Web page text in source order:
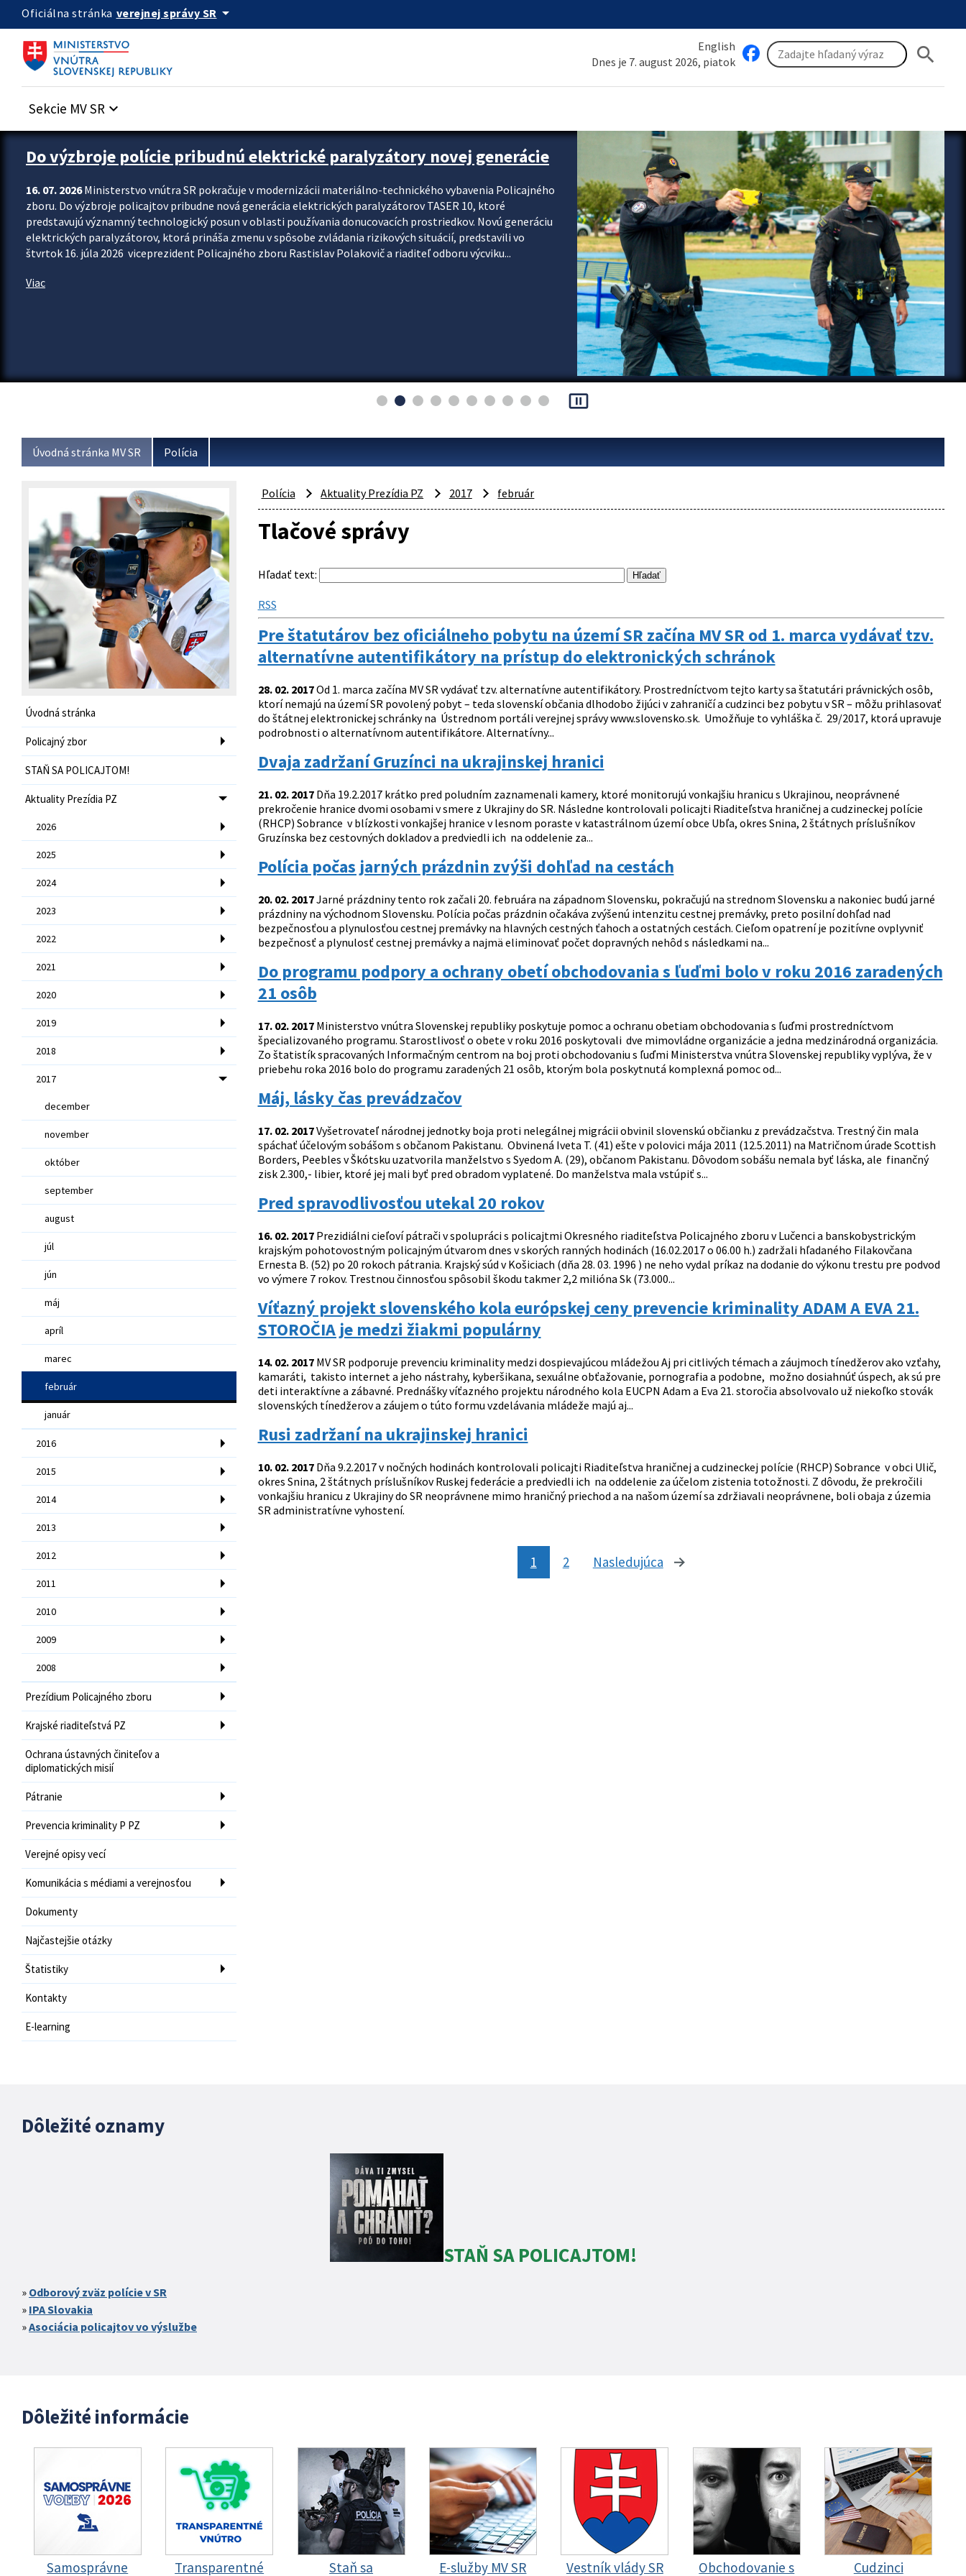
Preskocit na hlavný obsah
Oficiálna stránka verejnej správy SR arrow_drop_down
English
Dnes je 7. august 2026, piatok
search
Sekcie MV SR keyboard_arrow_down
Zastavit automatický posun upútavok
Do výzbroje polície pribudnú elektrické paralyzátory novej generácie
16. 07. 2026Ministerstvo vnútra SR pokračuje v modernizácii materiálno-technického vybavenia Policajného
zboru. Do výzbroje policajtov pribudne nová generácia elektrických paralyzátorov TASER 10, ktoré
predstavujú významný technologický posun v oblasti používania donucovacích prostriedkov. Novú generáciu
elektrických paralyzátorov, ktorá prináša zmenu v spôsobe zvládania rizikových situácií, predstavili vo
štvrtok 16. júla 2026 viceprezident Policajného zboru Rastislav Polakovič a riaditeľ odboru výcviku...
Viac
pause_presentation
Úvodná stránka MV SR Polícia
Úvodná stránka
Policajný zbor
STAŇ SA POLICAJTOM!
Aktuality Prezídia PZ
2026
2025
2024
2023
2022
2021
2020
2019
2018
2017
december
november
október
september
august
júl
jún
máj
apríl
marec
február
január
2016
2015
2014
2013
2012
2011
2010
2009
2008
Prezídium Policajného zboru
Krajské riaditeľstvá PZ
Ochrana ústavných činiteľov a
diplomatických misií
Pátranie
Prevencia kriminality P PZ
Verejné opisy vecí
Komunikácia s médiami a verejnosťou
Dokumenty
Najčastejšie otázky
Štatistiky
Kontakty
E-learning
Polícia Aktuality Prezídia PZ 2017 február
Tlačové správy
Hľadať text:
RSS
Pre štatutárov bez oficiálneho pobytu na území SR začína MV SR od 1. marca vydávať tzv.
alternatívne autentifikátory na prístup do elektronických schránok
28. 02. 2017Od 1. marca začína MV SR vydávať tzv. alternatívne autentifikátory. Prostredníctvom tejto karty sa štatutári právnických osôb,
ktorí nemajú na území SR povolený pobyt – teda slovenskí občania dlhodobo žijúci v zahraničí a cudzinci bez pobytu v SR – môžu prihlasovať
do štátnej elektronickej schránky na Ústrednom portáli verejnej správy www.slovensko.sk. Umožňuje to vyhláška č. 29/2017, ktorá upravuje
podrobnosti o alternatívnom autentifikátore. Alternatívny...
Dvaja zadržaní Gruzínci na ukrajinskej hranici
21. 02. 2017Dňa 19.2.2017 krátko pred poludním zaznamenali kamery, ktoré monitorujú vonkajšiu hranicu s Ukrajinou, neoprávnené
prekročenie hranice dvomi osobami v smere z Ukrajiny do SR. Následne kontrolovali policajti Riaditeľstva hraničnej a cudzineckej polície
(RHCP) Sobrance v blízkosti vonkajšej hranice v lesnom poraste v katastrálnom území obce Ubľa, okres Snina, 2 štátnych príslušníkov
Gruzínska bez cestovných dokladov a predviedli ich na oddelenie za...
Polícia počas jarných prázdnin zvýši dohľad na cestách
20. 02. 2017Jarné prázdniny tento rok začali 20. februára na západnom Slovensku, pokračujú na strednom Slovensku a nakoniec budú jarné
prázdniny na východnom Slovensku. Polícia počas prázdnin očakáva zvýšenú intenzitu cestnej premávky, preto posilní dohľad nad
bezpečnosťou a plynulosťou cestnej premávky na hlavných cestných ťahoch a ostatných cestách. Cieľom opatrení je pozitívne ovplyvniť
bezpečnosť a plynulosť cestnej premávky a najmä eliminovať počet dopravných nehôd s následkami na...
Do programu podpory a ochrany obetí obchodovania s ľuďmi bolo v roku 2016 zaradených
21 osôb
17. 02. 2017Ministerstvo vnútra Slovenskej republiky poskytuje pomoc a ochranu obetiam obchodovania s ľuďmi prostredníctvom
špecializovaného programu. Starostlivosť o obete v roku 2016 poskytovali dve mimovládne organizácie a jedna medzinárodná organizácia.
Zo štatistík spracovaných Informačným centrom na boj proti obchodovaniu s ľuďmi Ministerstva vnútra Slovenskej republiky vyplýva, že v
priebehu roka 2016 bolo do programu zaradených 21 osôb, ktorým bola poskytnutá komplexná pomoc od...
Máj, lásky čas prevádzačov
17. 02. 2017Vyšetrovateľ národnej jednotky boja proti nelegálnej migrácii obvinil slovenskú občianku z prevádzačstva. Trestný čin mala
spáchať účelovým sobášom s občanom Pakistanu. Obvinená Iveta T. (41) ešte v polovici mája 2011 (12.5.2011) na Matričnom úrade Scottish
Borders, Peebles v Škótsku uzatvorila manželstvo s Syedom A. (29), občanom Pakistanu. Dôvodom sobášu nemala byť láska, ale finančný
zisk 2.300,- libier, ktoré jej mali byť pred obradom vyplatené. Do manželstva mala vstúpiť s...
Pred spravodlivosťou utekal 20 rokov
16. 02. 2017Prezidiálni cieľoví pátrači v spolupráci s policajtmi Okresného riaditeľstva Policajného zboru v Lučenci a banskobystrickým
krajským pohotovostným policajným útvarom dnes v skorých ranných hodinách (16.02.2017 o 06.00 h.) zadržali hľadaného Filakovčana
Ernesta B. (52) po 20 rokoch pátrania. Krajský súd v Košiciach (dňa 28. 03. 1996 ) ne neho vydal príkaz na dodanie do výkonu trestu pre podvod
vo výmere 7 rokov. Trestnou činnosťou spôsobil škodu takmer 2,2 milióna Sk (73.000...
Víťazný projekt slovenského kola európskej ceny prevencie kriminality ADAM A EVA 21.
STOROČIA je medzi žiakmi populárny
14. 02. 2017MV SR podporuje prevenciu kriminality medzi dospievajúcou mládežou Aj pri citlivých témach a záujmoch tínedžerov ako vzťahy,
kamaráti, takisto internet a jeho nástrahy, kyberšikana, sexuálne obťažovanie, pornografia a podobne, možno dosiahnúť úspech, ak sú pre
deti interaktívne a zábavné. Prednášky víťazného projektu národného kola EUCPN Adam a Eva 21. storočia absolvovalo už niekoľko stovák
slovenských tínedžerov a záujem o túto formu vzdelávania mládeže majú aj...
Rusi zadržaní na ukrajinskej hranici
10. 02. 2017Dňa 9.2.2017 v nočných hodinách kontrolovali policajti Riaditeľstva hraničnej a cudzineckej polície (RHCP) Sobrance v obci Ulič,
okres Snina, 2 štátnych príslušníkov Ruskej federácie a predviedli ich na oddelenie za účelom zistenia totožnosti. Z dôvodu, že prekročili
vonkajšiu hranicu z Ukrajiny do SR neoprávnene mimo hraničný priechod a na našom území sa zdržiavali neoprávnene, boli obaja z územia
SR administratívne vyhostení.
1 2 Nasledujúca stránka
Dôležité oznamy
STAŇ SA POLICAJTOM!
Odborový zväz polície v SR
IPA Slovakia
Asociácia policajtov vo výslužbe
Dôležité informácie
Samosprávne
Transparentné
Staň sa
E-služby MV SR Vestník vlády SR
Obchodovanie s
Cudzinci